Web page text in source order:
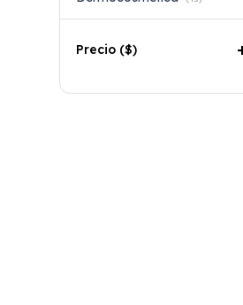
Precio ($)